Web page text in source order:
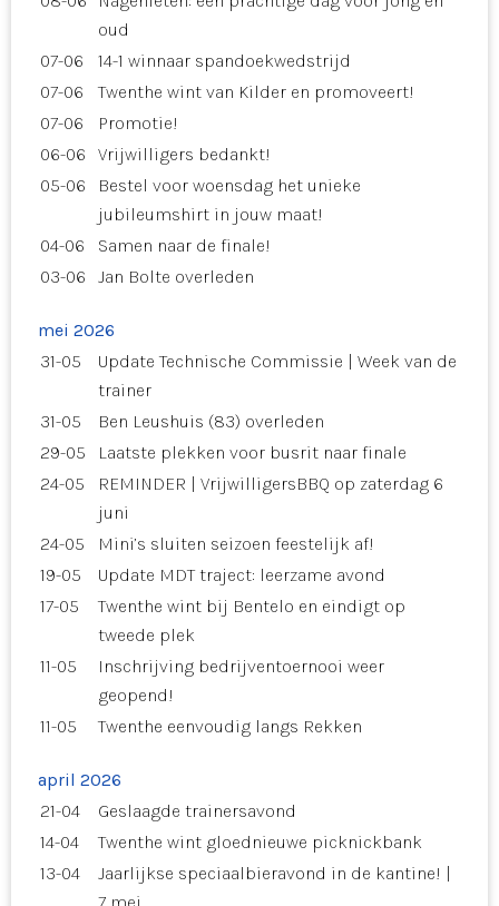
oud
07-06
14-1 winnaar spandoekwedstrijd
07-06
Twenthe wint van Kilder en promoveert!
07-06
Promotie!
06-06
Vrijwilligers bedankt!
05-06
Bestel voor woensdag het unieke
jubileumshirt in jouw maat!
04-06
Samen naar de finale!
03-06
Jan Bolte overleden
mei 2026
31-05
Update Technische Commissie | Week van de
trainer
31-05
Ben Leushuis (83) overleden
29-05
Laatste plekken voor busrit naar finale
24-05
REMINDER | VrijwilligersBBQ op zaterdag 6
juni
24-05
Mini’s sluiten seizoen feestelijk af!
19-05
Update MDT traject: leerzame avond
17-05
Twenthe wint bij Bentelo en eindigt op
tweede plek
11-05
Inschrijving bedrijventoernooi weer
geopend!
11-05
Twenthe eenvoudig langs Rekken
april 2026
21-04
Geslaagde trainersavond
14-04
Twenthe wint gloednieuwe picknickbank
13-04
Jaarlijkse speciaalbieravond in de kantine! |